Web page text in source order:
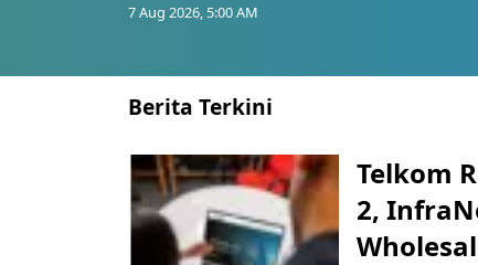
7 Aug 2026, 5:00 AM
Berita Terkini
Telkom
2,